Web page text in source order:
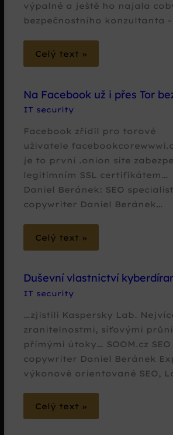
výpalné a ještě ho najala
bezpečnostního konzultanta
Celý text »
Na Facebook už i přes Tor
IT security
Facebook zřídil pro torové
uživatele
je to první .onion site
legitimním SSL certifikátem…
Daniel Beránek: SEO
copywriter Daniel Beránek…
Celý text »
Duševní vlastnictví
IT security
…zjistili Kaspersky Lab.
zranitelnostmi, síťovými
přímými útoky… SOOM.cz
copywriter Daniel Beránek
výkonově orientované SEO,
Celý text »